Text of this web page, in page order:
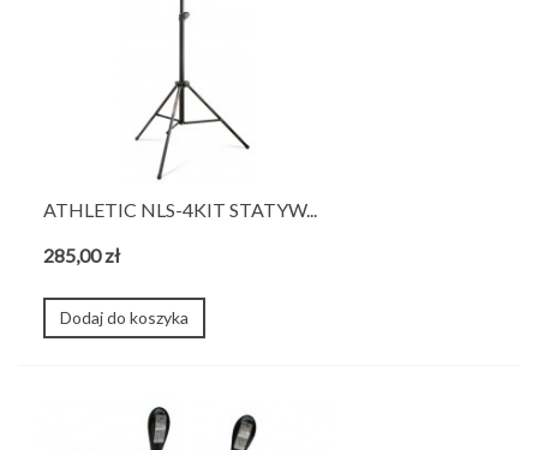
ATHLETIC NLS-4KIT STATYW...
285,00 zł
Dodaj do koszyka